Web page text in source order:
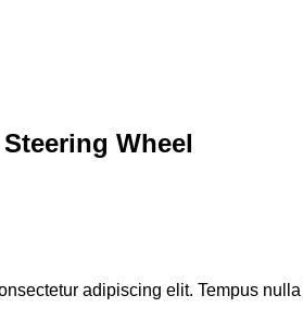
Wheel
adipiscing elit. Tempus